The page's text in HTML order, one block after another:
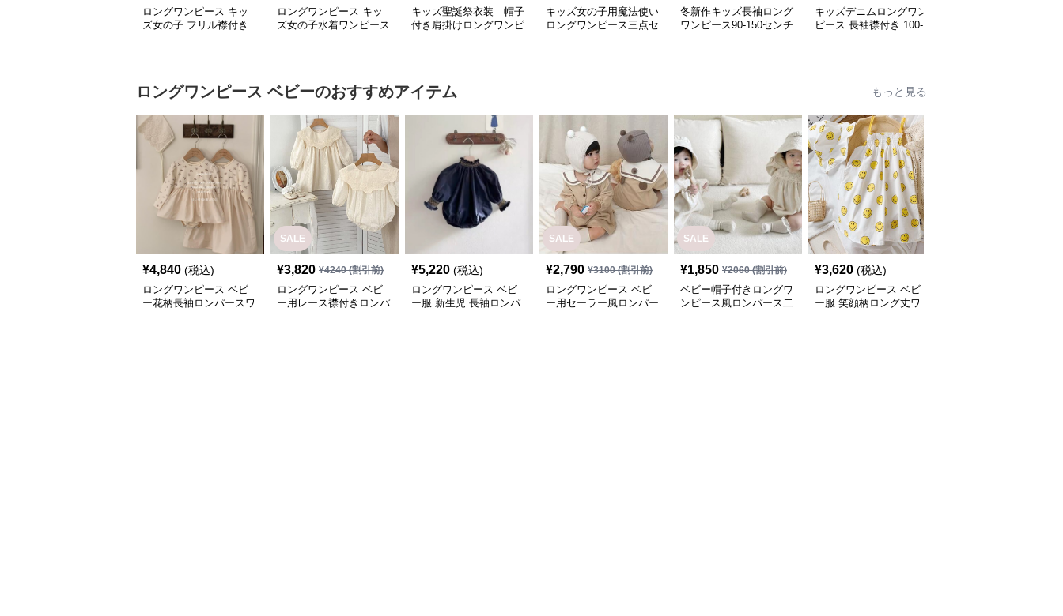
ロングワンピース キッ
ズ女の子 フリル襟付き
ロングワンピース キッ
ズ女の子水着ワンピース
キッズ聖誕祭衣装 帽子
付き肩掛けロングワンピ
キッズ女の子用魔法使い
ロングワンピース三点セ
冬新作キッズ長袖ロング
ワンピース90-150センチ
キッズデニムロングワン
ピース 長袖襟付き 100-
ロングワンピース ベビーのおすすめアイテム もっと見る
¥4,840 (税込)
ロングワンピース ベビ
ー花柄長袖ロンパースワ
SALE
¥3,820 ¥4240(割引前)
ロングワンピース ベビ
ー用レース襟付きロンパ
¥5,220 (税込)
ロングワンピース ベビ
ー服 新生児 長袖ロンパ
SALE
¥2,790 ¥3100(割引前)
ロングワンピース ベビ
ー用セーラー風ロンパー
SALE
¥1,850 ¥2060(割引前)
ベビー帽子付きロングワ
ンピース風ロンパース二
¥3,620 (税込)
ロングワンピース ベビ
ー服 笑顔柄ロング丈ワ